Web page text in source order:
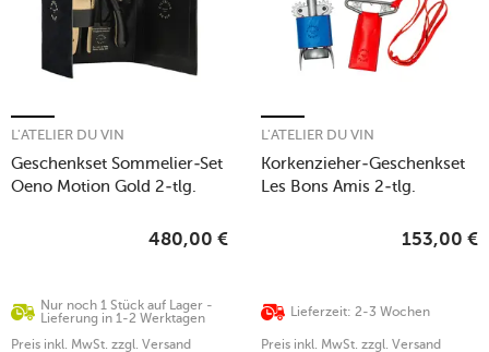
Geschenkset Sommelier-Set
Oeno Motion Gold 2-tlg.
L'ATELIER DU VIN
Nur noch 1 Stück auf Lager -
Lieferung in 1-2 Werktagen
480,00 €
Preis inkl. MwSt. zzgl. Versand
Korkenzieher-Geschenkset
Les Bons Amis 2-tlg.
L'ATELIER DU VIN
Lieferzeit: 2-3 Wochen
153,00 €
Preis inkl. MwSt. zzgl. Versand